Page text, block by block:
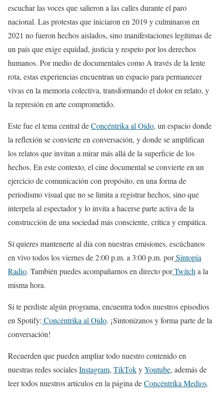
escuchar las voces que salieron a las calles durante el paro
nacional. Las protestas que iniciaron en 2019 y culminaron en
2021 no fueron hechos aislados, sino manifestaciones legítimas de
un país que exige equidad, justicia y respeto por los derechos
humanos. Por medio de documentales como A través de la lente
rota, estas experiencias encuentran un espacio para permanecer
vivas en la memoria colectiva, transformando el dolor en relato, y
la represión en arte comprometido.
Este fue el tema central deConcéntrika al Oído, un espacio donde
la reflexión se convierte en conversación, y donde se amplifican
los relatos que invitan a mirar más allá de la superficie de los
hechos. En este contexto, el cine documental se convierte en un
ejercicio de comunicación con propósito, en una forma de
periodismo visual que no se limita a registrar hechos, sino que
interpela al espectador y lo invita a hacerse parte activa de la
construcción de una sociedad más consciente, crítica y empática.
Si quieres mantenerte al día con nuestras emisiones, escúchanos
en vivo todos los viernes de 2:00 p.m. a 3:00 p.m. porSintopía
Radio. También puedes acompañarnos en directo porTwitcha la
misma hora.
Si te perdiste algún programa, encuentra todos nuestros episodios
en Spotify: Concéntrika al Oído. ¡Sintonízanos y forma parte de la
conversación!
Recuerden que pueden ampliar todo nuestro contenido en
nuestras redes socialesInstagram, TikTokyYoutube, además de
leer todos nuestros artículos en la página deConcéntrika Medios.